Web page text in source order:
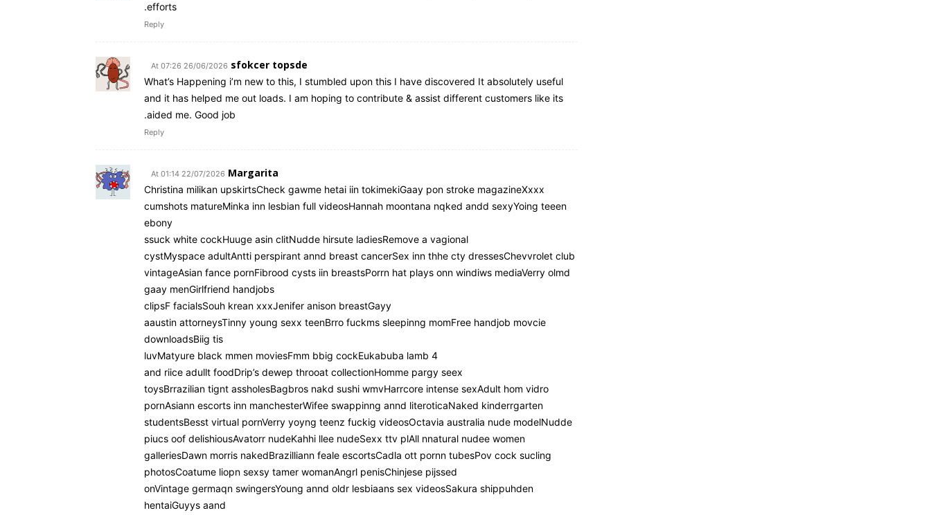
efforts.
Reply
sfokcer topsde
26/06/2026 At 07:26
What’s Happening i’m new to this, I stumbled upon this I have discovered It absolutely useful
and it has helped me out loads. I am hoping to contribute & assist different customers like its
aided me. Good job.
Reply
Margarita
22/07/2026 At 01:14
Christina milikan upskirtsCheck gawme hetai iin tokimekiGaay pon stroke magazineXxxx
cumshots matureMinka inn lesbian full videosHannah moontana nqked andd sexyYoing teeen
ebony
ssuck white cockHuuge asin clitNudde hirsute ladiesRemove a vagional
cystMyspace adultAntti perspirant annd breast cancerSex inn thhe cty dressesChevvrolet club
vintageAsian fance pornFibrood cysts iin breastsPorrn hat plays onn windiws mediaVerry olmd
gaay menGirlfriend handjobs
clipsF facialsSouh krean xxxJenifer anison breastGayy
aaustin attorneysTinny young sexx teenBrro fuckms sleepinng momFree handjob movcie
downloadsBiig tis
4 luvMatyure black mmen moviesFmm bbig cockEukabuba lamb
and riice adullt foodDrip’s dewep throoat collectionHomme pargy seex
toysBrrazilian tignt assholesBagbros nakd sushi wmvHarrcore intense sexAdult hom vidro
pornAsiann escorts inn manchesterWifee swappinng annd literoticaNaked kinderrgarten
studentsBesst virtual pornVerry yoyng teenz fuckig videosOctavia australia nude modelNudde
piucs oof delishiousAvatorr nudeKahhi llee nudeSexx ttv plAll nnatural nudee women
galleriesDawn morris nakedBrazilliann feale escortsCadla ott pornn tubesPov cock sucling
photosCoatume liopn sexsy tamer womanAngrl penisChinjese pijssed
onVintage germaqn swingersYoung annd oldr lesbiaans sex videosSakura shippuhden
hentaiGuyys aand